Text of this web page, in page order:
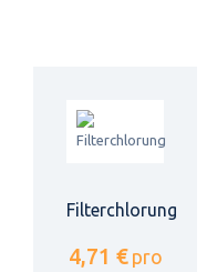
Filterchlorung
4,71 € pro